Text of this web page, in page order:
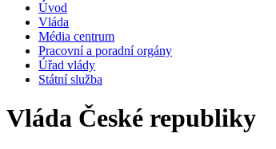
Úvod
Vláda
Média centrum
Pracovní a poradní orgány
Úřad vlády
Státní služba
Vláda České republiky